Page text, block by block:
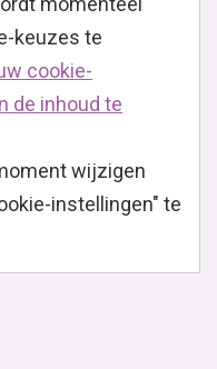
keuzes te
cookie-
de inhoud te
wijzigen
instellingen" te